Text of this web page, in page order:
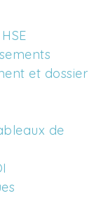
et dossier
de